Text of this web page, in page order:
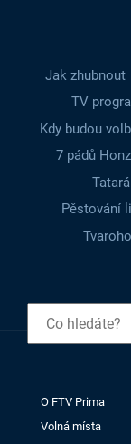
Jak zhubnout
TV
Kdy budou
7 pádů
Pěstování
O FTV Prima
Volná místa